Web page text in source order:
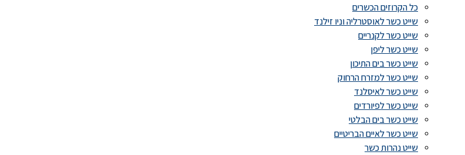
כל הקרוזים הכשרים
שייט כשר לאוסטרליה וניו זילנד
שייט כשר לקנריים
שייט כשר ליפן
שייט כשר בים התיכון
שייט כשר למזרח הרחוק
שייט כשר לאיסלנד
שייט כשר לפיורדים
שייט כשר בים הבלטי
שייט כשר לאיים הבריטיים
שייט נהרות כשר